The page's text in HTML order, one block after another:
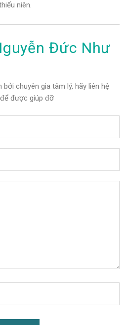
niên.
Đức Như
chuyên gia tâm lý, hãy liên hệ
được giúp đỡ